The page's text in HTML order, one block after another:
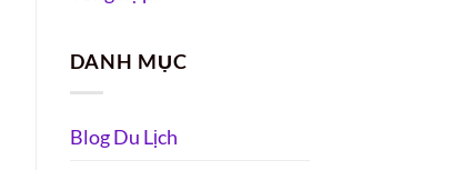
DANH MỤC
Blog Du Lịch